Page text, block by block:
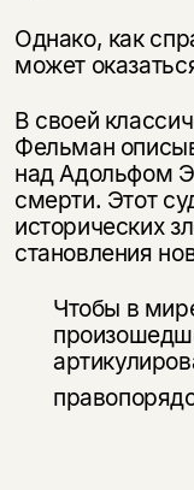
Однако, как
может
В своей
Фельман
над Адольфом
смерти. Этот
исторических
становления
Чтобы в